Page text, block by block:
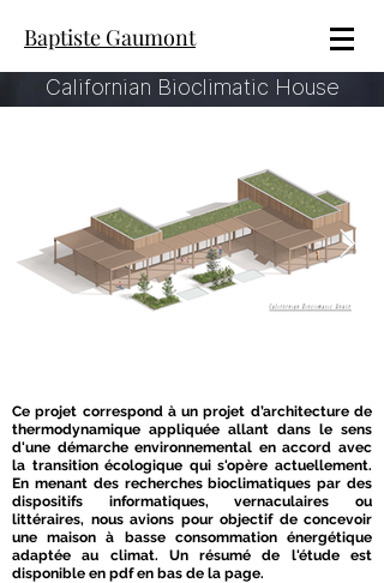
Baptiste Gaumont
Californian Bioclimatic House
Ce projet correspond à un projet d’architecture de
thermodynamique appliquée allant dans le sens
d'une démarche environnemental en accord avec
la transition écologique qui s'opère actuellement.
En menant des recherches bioclimatiques par des
dispositifs informatiques, vernaculaires ou
littéraires, nous avions pour objectif de concevoir
une maison à basse consommation énergétique
adaptée au climat. Un résumé de l'étude est
disponible en pdf en bas de la page.